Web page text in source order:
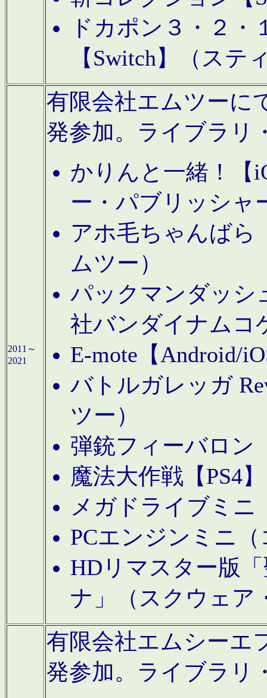
ドカポン３・２
【Switch】（ステ
2011～
2021
有限会社エムツーに
発参加。ライブラリ
かりんと一緒！【
ー・パブリッシャ
アホ毛ちゃんばら
ムツー）
パックマンダッシ
社バンダイナムコ
E-mote【Android/
バトルガレッガ
ツー）
弾銃フィーバロン
魔法大作戦【PS4
メガドライブミニ
PCエンジンミニ
HDリマスター版
ナ」（スクウェア
有限会社エムシーエ
発参加。ライブラリ